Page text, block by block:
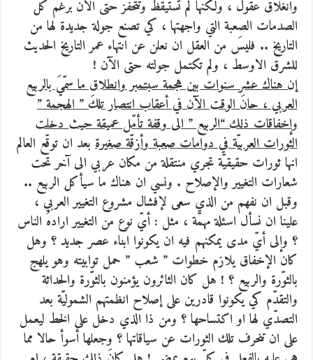
وانغلاق عقول ، ولكنّها لم تستيقظ وتتحفّز حتّى الآن برغم كلّ
الصدمات الصعبة التي واجهتها ، كي تصنع جولة جديدة لها من
التاريخ .. فليسَ من العقل ان نعلن عن انتهاء عمر التاريخ الحديث
للشرق الاوسط ، ولم تكتمل جولته حتى الآن !
إن هناك عشر سنوات بين هجمة سبتمبر وانطلاق ما سمّيَ بالربيع
العربي ، حانَ الوقت الآن في أعقاب انتصار تلكَ ” الهجمة ”
وإخفاقات ذلك “الربيع ” الى وقفة تأمّل عميقة حيث دخلت
الثورات العربيّة في دوامات صعبة وأزقّة صغيرةبعد ان توقّع العالم
انها ثورات حقيقيّة تجري منتقلة من مكان عربي الى آخر تحت
شعارات التغيير والإصلاح . ونسي ان هناك ما سيأكل الربيع ..
وقبل ان نفهم من الذي سعى لإفشال مشروع التغيير العربي ،
علينا ان نسأل اسئلة مهمّة ، مثل : أيّ نوع من التغيير ارادهُ الناس
؟ وإلى أيّ مدى يمكنهم فيه ان يكونوا ابناء عصر جديد ؟ وهل
كان الإخفاق يلازم خطوات ” شعب ” حمل توابيته وهو يلهج
بالثوّرة والربيع ؟ ! هل كان الثائرون يؤمنون بالثوّرة والحداثة
والتقدّم كي يكونوا قادرين على إصلاح انظمتهم الشموليّة بعد
التصدّي لها او اكتساحها ؟ ومن ذا الذي دخل على الخط ليعمل
على ان تنحرف تلك الثورات عن سياقاتها ؟ وجعلها أسوأ حالا مما